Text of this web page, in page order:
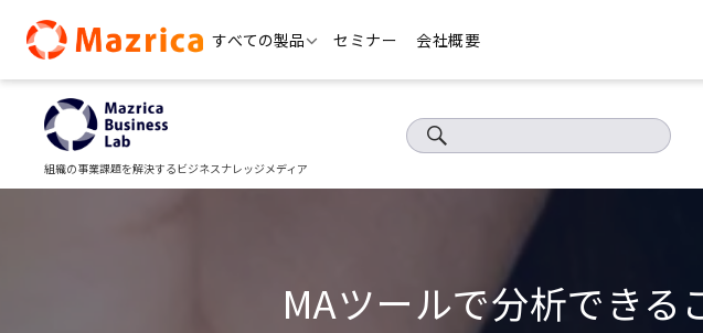
content
すべての製品 セミナー 会社概要
組織の事業課題を解決するビジネスナレッジメディア
MAツールで分析でき